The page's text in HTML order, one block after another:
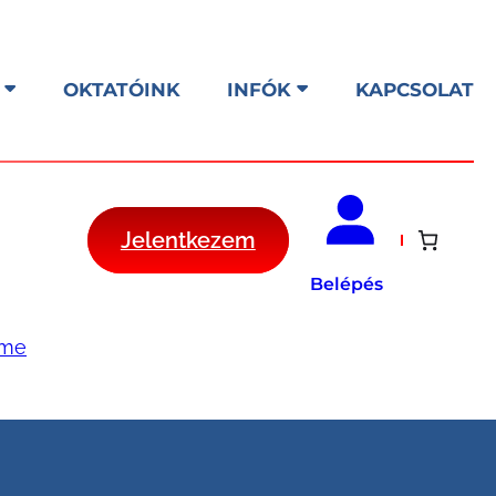
OKTATÓINK INFÓK KAPCSOLAT
Jelentkezem
Belépés